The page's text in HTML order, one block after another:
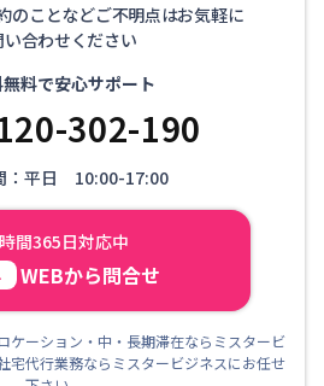
のことなどご不明点はお気軽に
い合わせください
料で安心サポート
302-190
：平日 10:00-17:00
間365日対応中
WEBから問合せ
ケーション・中・長期滞在ならミスタービ
代行業務ならミスタービジネスにお任せ